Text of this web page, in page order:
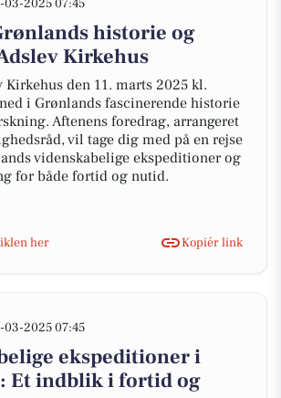
03-2025 07:45
historie og
Kirkehus
Kirkehus den 11. marts 2025 kl.
i Grønlands fascinerende historie
Aftenens foredrag, arrangeret
vil tage dig med på en rejse
videnskabelige ekspeditioner og
for både fortid og nutid.
her
Kopiér link
03-2025 07:45
ekspeditioner i
Et indblik i fortid og